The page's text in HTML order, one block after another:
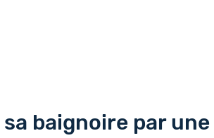
sa baignoire par